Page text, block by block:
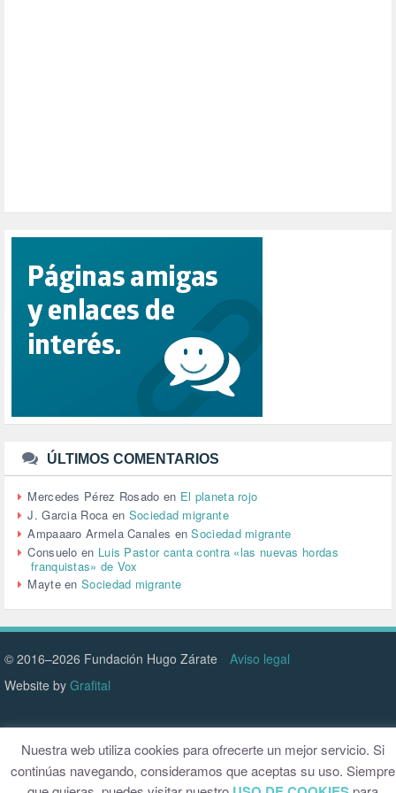
PUERTO DE VALENCIA (1)
RACISMO (1)
RELIGIÓN (114)
REPUBLICA (1)
SALUD (108)
SENSIBILIZACIÓN (576)
SINDICATOS (12)
TTIP (6)
URBANISMO (1)
URBANIZACIÓN (1)
VEJEZ (1)
VENEZUELA (3)
VENEZULA (1)
VIAJES (1)
VIOLENCIA (2)
VIOLENCIA DE GÉNERO (223)
VIVIENDA (9)
VOLODIMIR ZELENSKY (1)
ÚLTIMOS COMENTARIOS
Mercedes Pérez Rosado en El planeta rojo
J. Garcia Roca en Sociedad migrante
Ampaaaro Armela Canales enSociedad migrante
Consuelo en Luis Pastor canta contra «las nuevas hordas
franquistas» de Vox
MayteenSociedad migrante
© 2016–2026 Fundación Hugo Zárate
Aviso legal
Website by Grafital
Nuestra web utiliza cookies para ofrecerte un mejor servicio. Si
continúas navegando, consideramos que aceptas su uso. Siempre